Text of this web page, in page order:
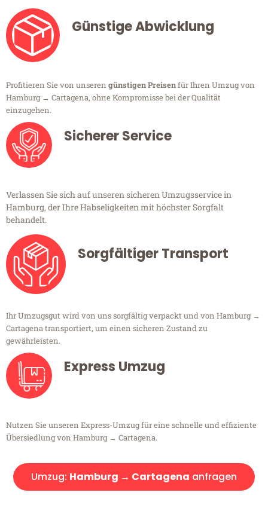
Günstige Abwicklung
Profitieren Sie von unseren günstigen Preisenfür Ihren Umzug von
Hamburg → Cartagena, ohne Kompromisse bei der Qualität
einzugehen.
Sicherer Service
Verlassen Sie sich auf unseren sicheren Umzugsservice in
Hamburg, der Ihre Habseligkeiten mit höchster Sorgfalt
behandelt.
Sorgfältiger Transport
Ihr Umzugsgut wird von uns sorgfältig verpackt und von Hamburg →
Cartagena transportiert, um einen sicheren Zustand zu
gewährleisten.
Express Umzug
Nutzen Sie unseren Express-Umzug für eine schnelle und effiziente
Übersiedlung von Hamburg → Cartagena.
Umzug: Hamburg → Cartagena anfragen